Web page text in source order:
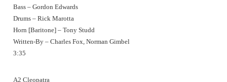
Bass – Gordon Edwards
Drums – Rick Marotta
Horn [Baritone] – Tony Studd
Written-By – Charles Fox, Norman Gimbel
3:35
A2 Cleopatra